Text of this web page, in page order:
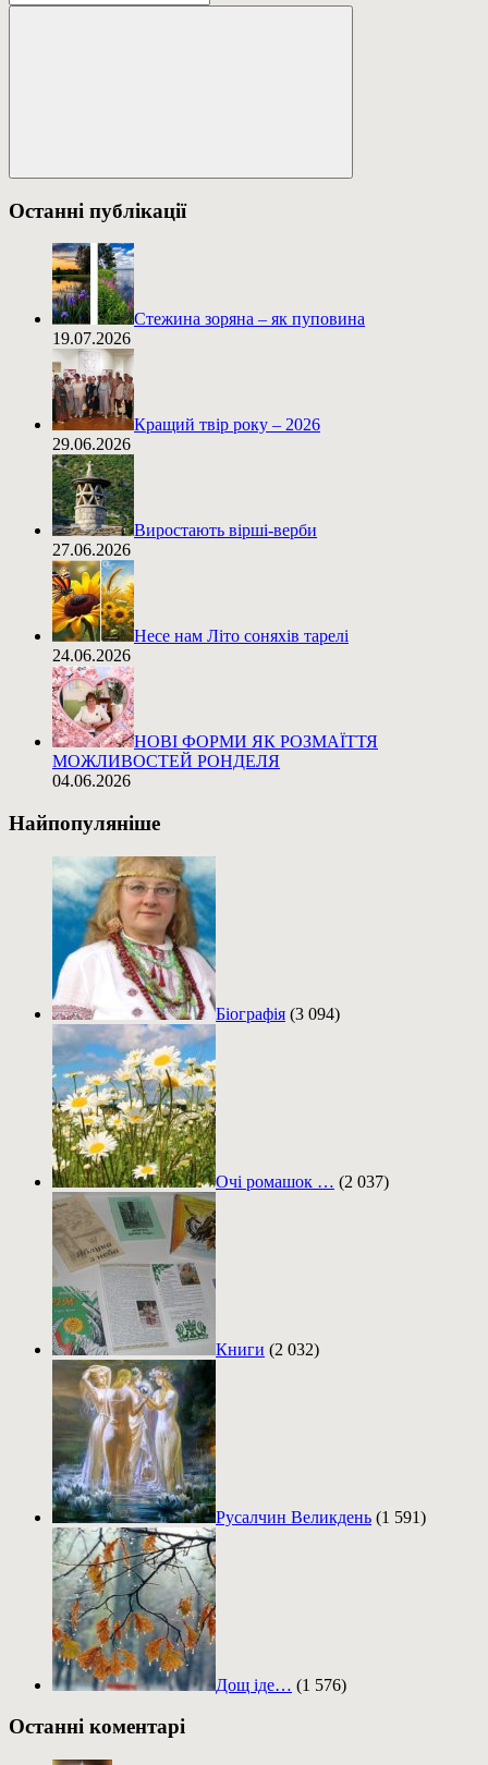
Пошук
Останні публікації
Стежина зоряна – як пуповина
19.07.2026
Кращий твір року – 2026
29.06.2026
Виростають вірші-верби
27.06.2026
Несе нам Літо соняхів тарелі
24.06.2026
НОВІ ФОРМИ ЯК РОЗМАЇТТЯ
МОЖЛИВОСТЕЙ РОНДЕЛЯ
04.06.2026
Найпопуляніше
Біографія (3 094)
Очі ромашок … (2 037)
Книги (2 032)
Русалчин Великдень (1 591)
Дощ іде… (1 576)
Останні коментарі